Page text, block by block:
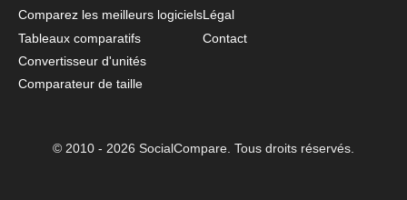
Comparez les meilleurs logiciels
Tableaux comparatifs
Convertisseur d'unités
Comparateur de taille
Légal
Contact
© 2010 - 2026 SocialCompare. Tous droits réservés.